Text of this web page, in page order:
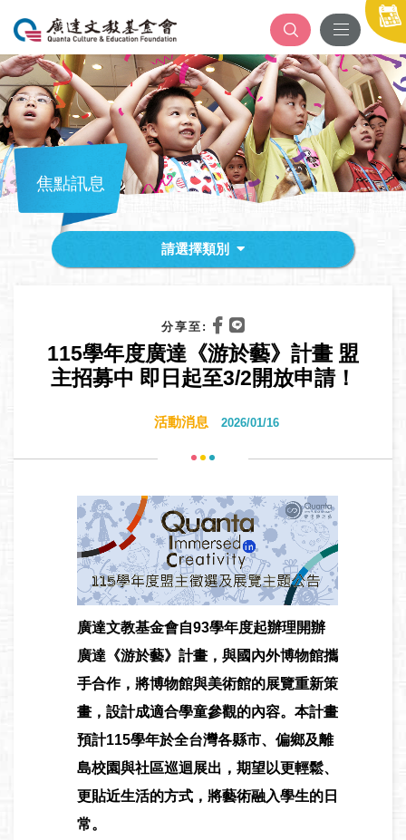
焦點訊息
請選擇類別
分享至:
115學年度廣達《游於藝》計畫 盟
主招募中 即日起至3/2開放申請！
活動消息 2026/01/16
廣達文教基金會自93學年度起辦理開辦
廣達《游於藝》計畫，與國內外博物館攜
手合作，將博物館與美術館的展覽重新策
畫，設計成適合學童參觀的內容。本計畫
預計115學年於全台灣各縣市、偏鄉及離
島校園與社區巡迴展出，期望以更輕鬆、
更貼近生活的方式，將藝術融入學生的日
常。